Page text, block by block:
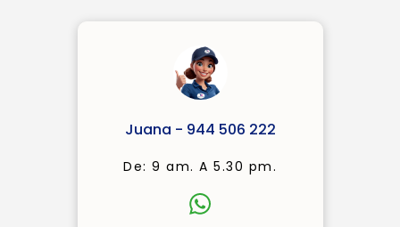
Juana - 944 506 222
De: 9 am. A 5.30 pm.